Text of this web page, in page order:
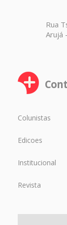
Rua
Arujá
Colunistas
Edicoes
Institucional
Revista